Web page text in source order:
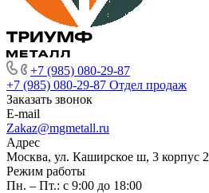
+7 (985) 080-29-87
+7 (985) 080-29-87 Отдел продаж
Заказать звонок
E-mail
Zakaz@mgmetall.ru
Адрес
Москва, ул. Каширское ш, 3 корпус
Режим работы
Пн. – Пт.: с 9:00 до 18:00